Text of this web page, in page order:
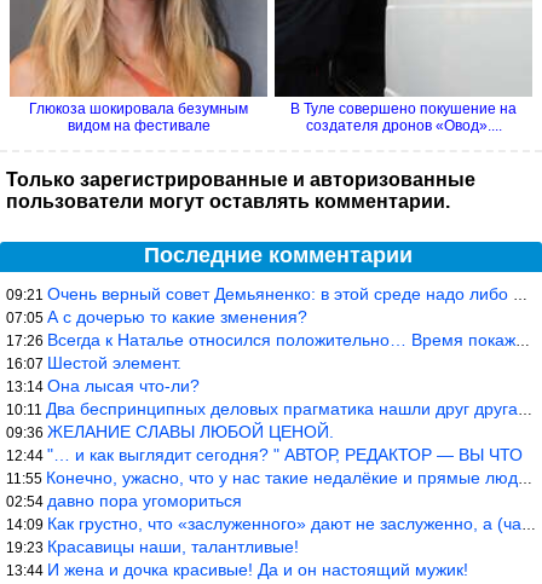
Глюкоза шокировала безумным
видом на фестивале
В Туле совершено покушение на
создателя дронов «Овод»....
Только зарегистрированные и авторизованные
пользователи могут оставлять комментарии.
Последние комментарии
09:21 Очень верный совет Демьяненко: в этой среде надо либо иметь зубы
07:05 А с дочерью то какие зменения?
17:26 Всегда к Наталье относился положительно… Время покажет, что буде
16:07 Шестой элемент.
13:14 Она лысая что-ли?
10:11 Два беспринципных деловых прагматика нашли друг друга и «остепен
09:36 ЖЕЛАНИЕ СЛАВЫ ЛЮБОЙ ЦЕНОЙ.
12:44 "… и как выглядит сегодня? " АВТОР, РЕДАКТОР — ВЫ ЧТО
11:55 Конечно, ужасно, что у нас такие недалёкие и прямые люди… Как мо
02:54 давно пора угомориться
14:09 Как грустно, что «заслуженного» дают не заслуженно, а (чаще) по-
19:23 Красавицы наши, талантливые!
13:44 И жена и дочка красивые! Да и он настоящий мужик!